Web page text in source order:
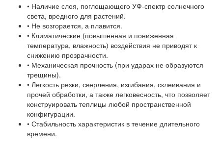
• Наличие слоя, поглощающего УФ-спектр солнечного
света, вредного для растений.
• Не возгорается, а плавится.
• Климатические (повышенная и пониженная
температура, влажность) воздействия не приводят к
снижению прозрачности.
• Механическая прочность (при ударах не образуются
трещины).
• Легкость резки, сверления, изгибания, склеивания и
прочей обработки, а также легковесность, что позволяет
конструировать теплицы любой пространственной
конфигурации.
• Стабильность характеристик в течение длительного
времени.